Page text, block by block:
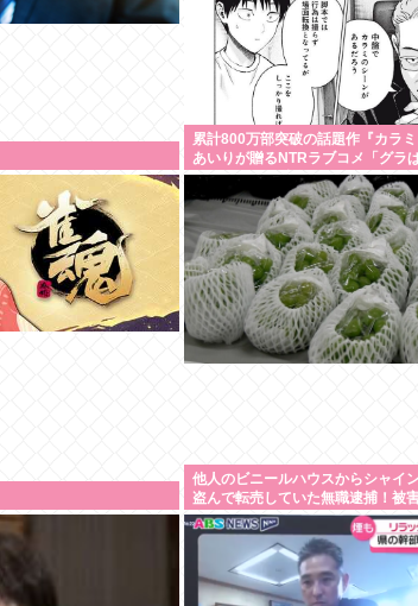
累計800万部突破の話題作『カラ
あいりが贈るNTRラブコメ「グラ
結までラスト2話！！
他人のビニールハウスからシャイ
盗んで転売していた無職逮捕！被
に